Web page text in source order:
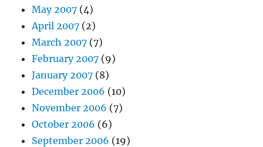
May 2007 (4)
April 2007 (2)
March 2007 (7)
February 2007 (9)
January 2007 (8)
December 2006 (10)
November 2006 (7)
October 2006 (6)
September 2006 (19)